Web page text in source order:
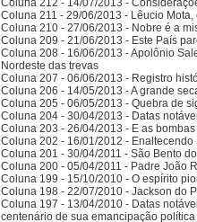
Coluna 212 - 14/07/2013 -
Coluna 211 - 29/06/2013 - Lêucio
Coluna 210 - 27/06/2013 - Nobre é a
Coluna 209 - 21/06/2013 - Este País
Coluna 208 - 16/06/2013 - Apolônio
Nordeste das trevas
Coluna 207 - 06/06/2013 - Registro
Coluna 206 - 14/05/2013 - A grande
Coluna 205 - 06/05/2013 - Quebra de
Coluna 204 - 30/04/2013 - Datas
Coluna 203 - 26/04/2013 - E as
Coluna 202 - 16/01/2012 -
Coluna 201 - 30/04/2011 - São Bento
Coluna 200 - 05/04/2011 - Padre João
Coluna 199 - 15/10/2010 - O espírito
Coluna 198 - 22/07/2010 - Jackson do
Coluna 197 - 13/04/2010 - Datas
centenário de sua emancipação